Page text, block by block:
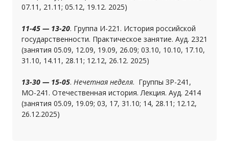
07.11, 21.11; 05.12, 19.12. 2025)
11-45 — 13-20. Группа И-221. История российской
государственности. Практическое занятие. Ауд. 2321
(занятия 05.09, 12.09, 19.09, 26.09; 03.10, 10.10, 17.10,
31.10, 14.11, 28.11; 12.12, 26.12. 2025)
13-30 — 15-05. Нечетная неделя. Группы ЗР-241,
МО-241. Отечественная история. Лекция. Ауд. 2414
(занятия 05.09, 19.09; 03, 17, 31.10; 14, 28.11; 12.12,
26.12.2025)